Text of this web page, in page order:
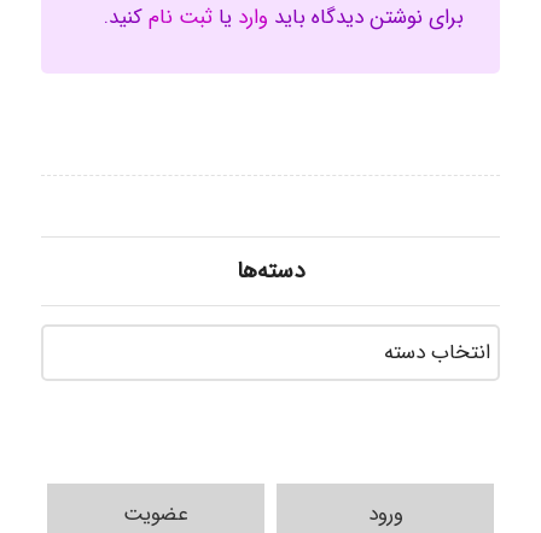
برای نوشتن دیدگاه باید وارد یا ثبت نامکنید.
دسته‌ها
ورود عضویت